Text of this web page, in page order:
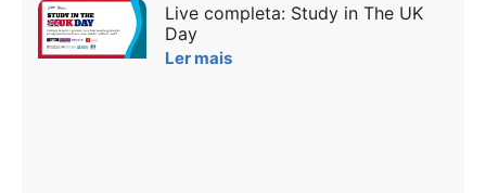
Live completa: Study in The UK
Day
Ler mais